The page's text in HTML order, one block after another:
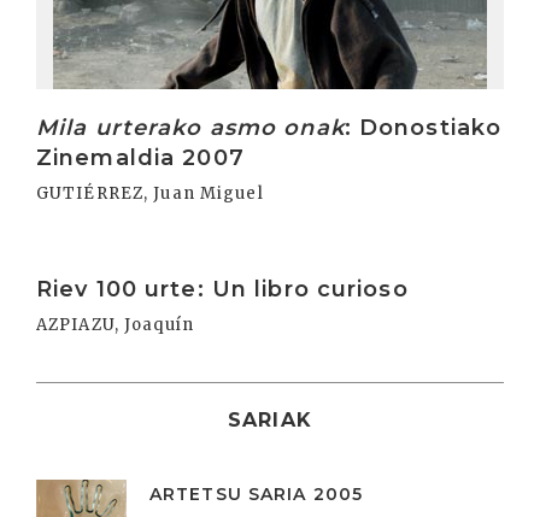
Mila urterako asmo onak: Donostiako
Zinemaldia 2007
GUTIÉRREZ, Juan Miguel
Riev 100 urte: Un libro curioso
AZPIAZU, Joaquín
SARIAK
ARTETSU SARIA 2005